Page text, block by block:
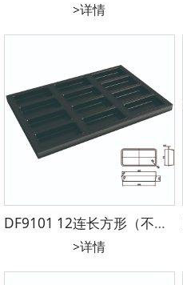
>详情
DF9101 12连长方形（不沾）镀铝 600*400*30mm 160*75*25（155*70）
>详情